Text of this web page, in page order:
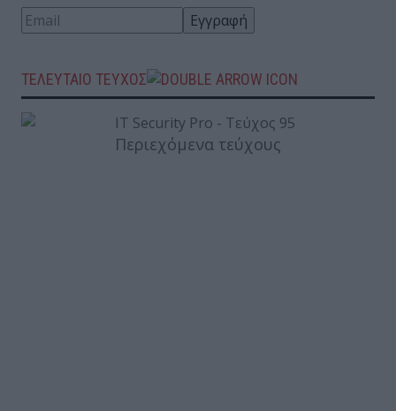
ΤΕΛΕΥΤΑΙΟ ΤΕΥΧΟΣ
Περιεχόμενα τεύχους